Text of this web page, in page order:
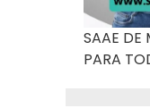
SAAE DE
PARA